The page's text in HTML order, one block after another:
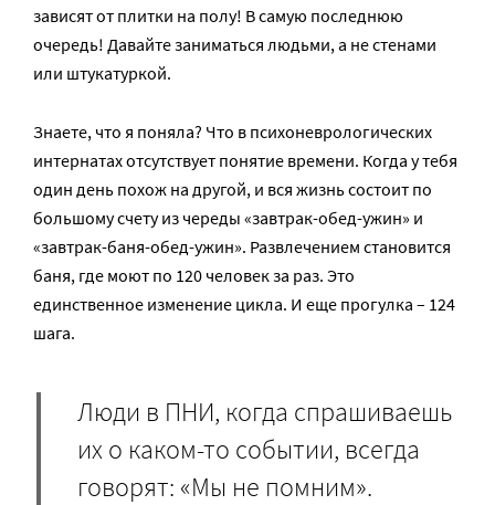
зависят от плитки на полу! В самую последнюю
очередь! Давайте заниматься людьми, а не стенами
или штукатуркой.
Знаете, что я поняла? Что в психоневрологических
интернатах отсутствует понятие времени. Когда у тебя
один день похож на другой, и вся жизнь состоит по
большому счету из череды «завтрак-обед-ужин» и
«завтрак-баня-обед-ужин». Развлечением становится
баня, где моют по 120 человек за раз. Это
единственное изменение цикла. И еще прогулка – 124
шага.
Люди в ПНИ, когда спрашиваешь
их о каком-то событии, всегда
говорят: «Мы не помним».